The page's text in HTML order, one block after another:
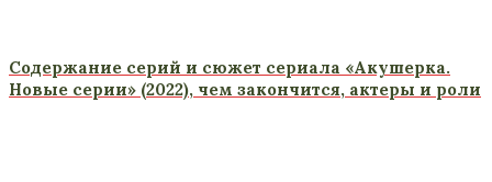
Содержание серий и сюжет сериала «Акушерка.
Новые серии» (2022), чем закончится, актеры и роли